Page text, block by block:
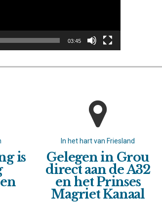
03:45
is
In het hart van Friesland
Gelegen in Grou
direct aan de A32
en het Prinses
Magriet Kanaal